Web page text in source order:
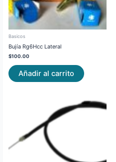
Basicos
Bujía Rg6Hcc Lateral
$100.00
Añadir al carrito